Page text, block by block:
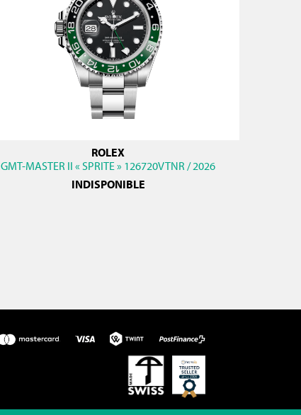
ROLEX
GMT-MASTER II « SPRITE » 126720VTNR / 2026
INDISPONIBLE